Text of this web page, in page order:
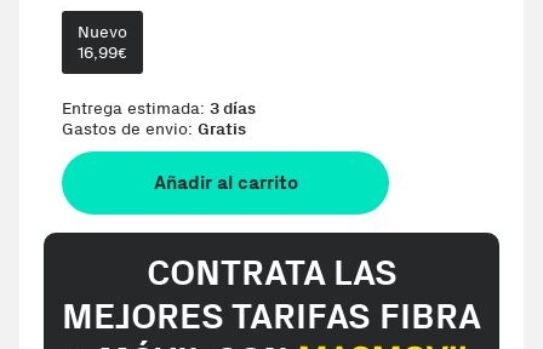
Nuevo
16,99€
Entrega estimada: 3 días
Gastos de envio: Gratis
Añadir al carrito
CONTRATA LAS
MEJORES TARIFAS FIBRA